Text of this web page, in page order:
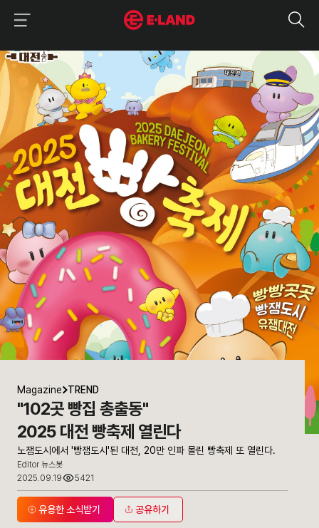
매거진 상세보기
Magazine TREND
"102곳 빵집 총출동"
2025 대전 빵축제 열린다
노잼도시에서 '빵잼도시'된 대전, 20만 인파 몰린 빵축제 또 열린다.
Editor 뉴스봇
2025.09.19
5421
유용한 소식받기 공유하기